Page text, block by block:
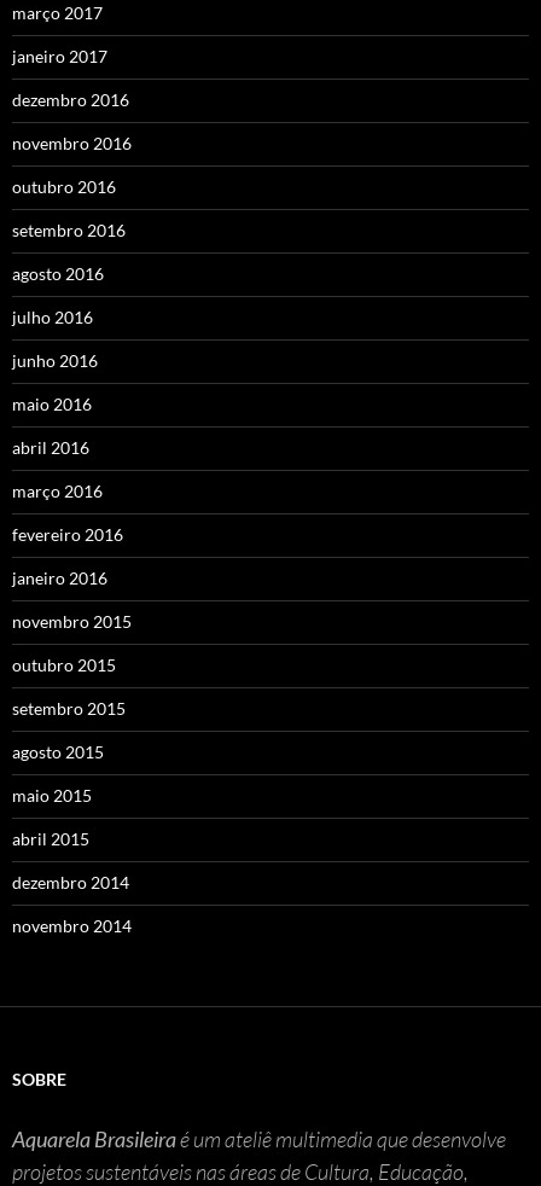
março 2017
janeiro 2017
dezembro 2016
novembro 2016
outubro 2016
setembro 2016
agosto 2016
julho 2016
junho 2016
maio 2016
abril 2016
março 2016
fevereiro 2016
janeiro 2016
novembro 2015
outubro 2015
setembro 2015
agosto 2015
maio 2015
abril 2015
dezembro 2014
novembro 2014
SOBRE
Aquarela Brasileiraé um ateliê multimedia que desenvolve
projetos sustentáveis nas áreas de Cultura, Educação,